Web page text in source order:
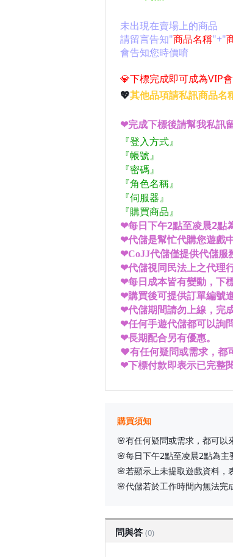
未出現在賣場上的商品
請留言告知"商品名稱"+"
會告知您時價唷
💎下標完成即可成為VIP
💖其他品項請私訊商品名
❤完成下標後請幫我私訊留
『登入方式 』
『帳號 』
『密碼 』
『角色名稱 』
『伺服器 』
『購買商品』
❤每日下午2點至凌晨2點
❤代儲是幫忙代購您遊戲
❤CoJJ代儲僅提供代儲服
❤代儲視同民法上之代理
❤每日成本皆有變動，下
❤購買後可提供訂單編號
❤代儲期間請勿上線，完
❤任何手遊代儲都可以詢
❤長期配合另有優惠。
❤有任何疑問或需求，都
❤下標付款即表示已完整
購買須知
🌸有任何疑問或需求，都可以
🌸每日下午2點至凌晨2點為
🌸若顯示上未提取遊戲資料，
🌸代儲若於工作時間內無法完
問與答 (0)